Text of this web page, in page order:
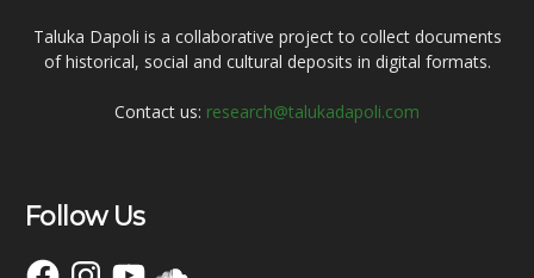
Taluka Dapoli is a collaborative project to collect documents
of historical, social and cultural deposits in digital formats.
Contact us: research@talukadapoli.com
Follow Us
FacebookInstagram
YouTube